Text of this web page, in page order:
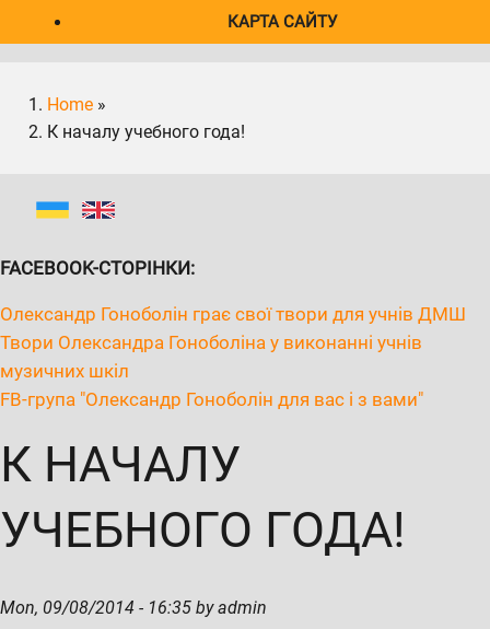
КАРТА САЙТУ
Home»
К началу учебного года!
FACEBOOK-СТОРІНКИ:
Олександр Гоноболін грає свої твори для учнів ДМШ
Твори Олександра Гоноболіна у виконанні учнів
музичних шкіл
FB-група "Олександр Гоноболін для вас і з вами"
К НАЧАЛУ
УЧЕБНОГО ГОДА!
Mon, 09/08/2014 - 16:35 by admin